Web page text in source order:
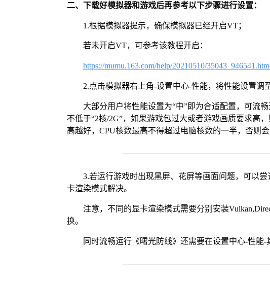
二、下载好模拟器和游戏后再参考以下步骤进行设置：
1.根据模拟器提示，确保模拟器已经开启VT；
若未开启VT，可参考该教程开启：
https://mumu.163.com/help/20210510/
2.点击模拟器右上角-设置中心-性能，将性能设置调
大部分用户将性能设置为“中”即为合适配置，可流
不低于“2核/2G”，如果游戏包过大或者游戏画质要求高
高越好，CPU核数最高不得超过电脑核数的一半，否则会
3.若运行游戏时出现黑屏、花屏等画面问题，可以
卡渲染模式解决。
注意，不同的显卡渲染模式需要分别安装
换。
同时流畅运行《曙光防线》还需要在设置中心-性能-